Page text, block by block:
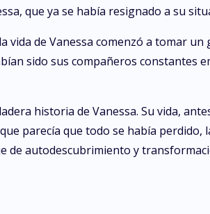
que ya se había resignado a su
vida de Vanessa comenzó a tomar
sido sus compañeros constantes
historia de Vanessa. Su vida,
parecía que todo se había
de autodescubrimiento y